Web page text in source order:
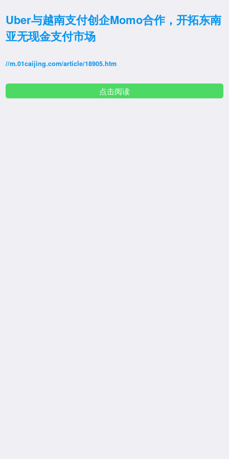
Uber与越南支付创企Momo合作，开拓东南
亚无现金支付市场
//m.01caijing.com/article/18905.htm
点击阅读